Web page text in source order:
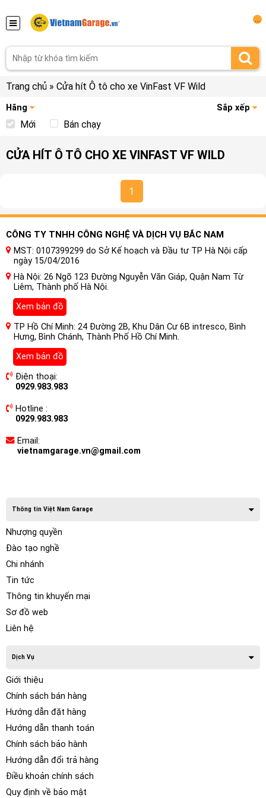
Trang chủ » Cửa hít Ô tô cho xe VinFast VF Wild
Hãng Sắp xếp
Mới Bán chạy
CỬA HÍT Ô TÔ CHO XE VINFAST VF WILD
1
CÔNG TY TNHH CÔNG NGHỆ VÀ DỊCH VỤ BẮC NAM
MST: 0107399299 do Sở Kế hoạch và Đầu tư TP Hà Nội cấp
ngày 15/04/2016
Hà Nội: 26 Ngõ 123 Đường Nguyễn Văn Giáp, Quận Nam Từ
Liêm, Thành phố Hà Nội.
Xem bản đồ
TP Hồ Chí Minh: 24 Đường 2B, Khu Dân Cư 6B intresco, Bình
Hưng, Bình Chánh, Thành Phố Hồ Chí Minh.
Xem bản đồ
Điện thoại:
0929.983.983
Hotline :
0929.983.983
Email:
vietnamgarage.vn@gmail.com
Thông tin Việt Nam Garage
Nhượng quyền
Đào tạo nghề
Chi nhánh
Tin tức
Thông tin khuyến mại
Sơ đồ web
Liên hệ
Dịch Vụ
Giới thiệu
Chính sách bán hàng
Hướng dẫn đặt hàng
Hướng dẫn thanh toán
Chính sách bảo hành
Hướng dẫn đổi trả hàng
Điều khoản chính sách
Quy định về bảo mật